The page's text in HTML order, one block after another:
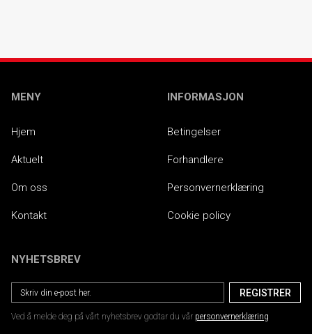
MENY
Hjem
Aktuelt
Om oss
Kontakt
INFORMASJON
Betingelser
Forhandlere
Personvernerklæring
Cookie policy
NYHETSBREV
Ved å melde deg på vårt nyhetsbrev godtar du vår personvernerklæring